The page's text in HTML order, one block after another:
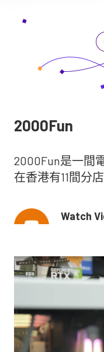
2000Fun
2000Fun是一間
在香港有11間分
Watch